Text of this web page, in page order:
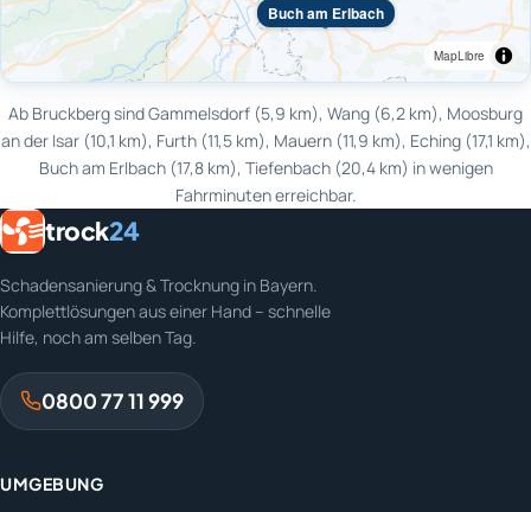
Buch am Erlbach
MapLibre
Ab Bruckberg sind Gammelsdorf (5,9 km), Wang (6,2 km), Moosburg
an der Isar (10,1 km), Furth (11,5 km), Mauern (11,9 km), Eching (17,1 km),
Buch am Erlbach (17,8 km), Tiefenbach (20,4 km) in wenigen
Fahrminuten erreichbar.
trock24
Schadensanierung & Trocknung in Bayern.
Komplettlösungen aus einer Hand – schnelle
Hilfe, noch am selben Tag.
0800 77 11 999
UMGEBUNG